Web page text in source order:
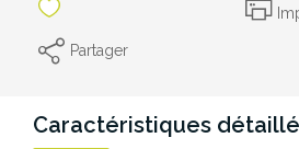
Partager
Caractéristiques